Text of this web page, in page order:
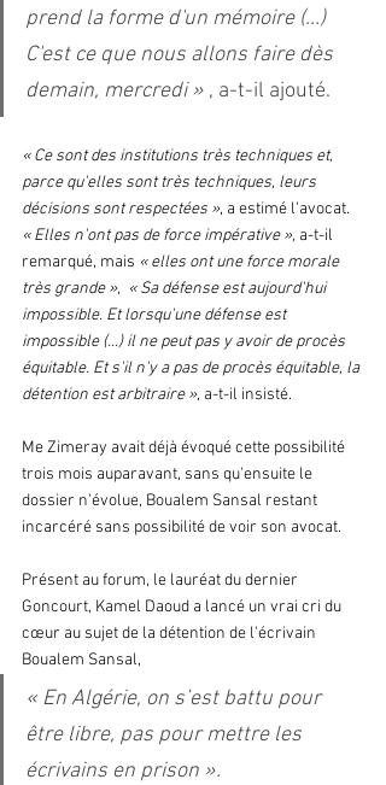
prend la forme d'un mémoire (...)
C'est ce que nous allons faire dès
demain, mercredi » , a-t-il ajouté.
« Ce sont des institutions très techniques et,
parce qu'elles sont très techniques, leurs
décisions sont respectées », a estimé l'avocat.
« Elles n'ont pas de force impérative », a-t-il
remarqué, mais « elles ont une force morale
très grande », « Sa défense est aujourd'hui
impossible. Et lorsqu'une défense est
impossible (...) il ne peut pas y avoir de procès
équitable. Et s'il n'y a pas de procès équitable, la
détention est arbitraire », a-t-il insisté.
Me Zimeray avait déjà évoqué cette possibilité
trois mois auparavant, sans qu'ensuite le
dossier n'évolue, Boualem Sansal restant
incarcéré sans possibilité de voir son avocat.
Présent au forum, le lauréat du dernier
Goncourt, Kamel Daoud a lancé un vrai cri du
cœur au sujet de la détention de l'écrivain
Boualem Sansal,
« En Algérie, on s’est battu pour
être libre, pas pour mettre les
écrivains en prison ».